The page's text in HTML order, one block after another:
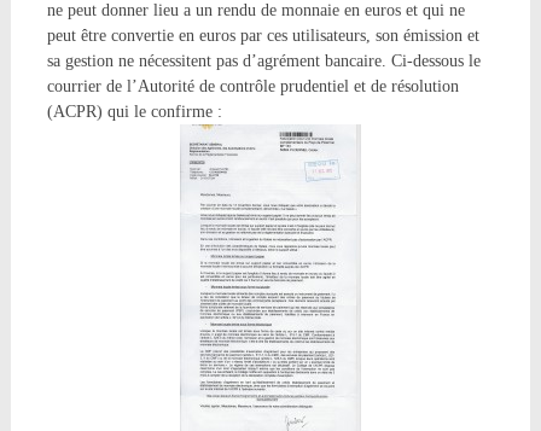
ne peut donner lieu a un rendu de monnaie en euros et qui ne
peut être convertie en euros par ces utilisateurs, son émission et
sa gestion ne nécessitent pas d’agrément bancaire. Ci-dessous le
courrier de l’Autorité de contrôle prudentiel et de résolution
(ACPR) qui le confirme :